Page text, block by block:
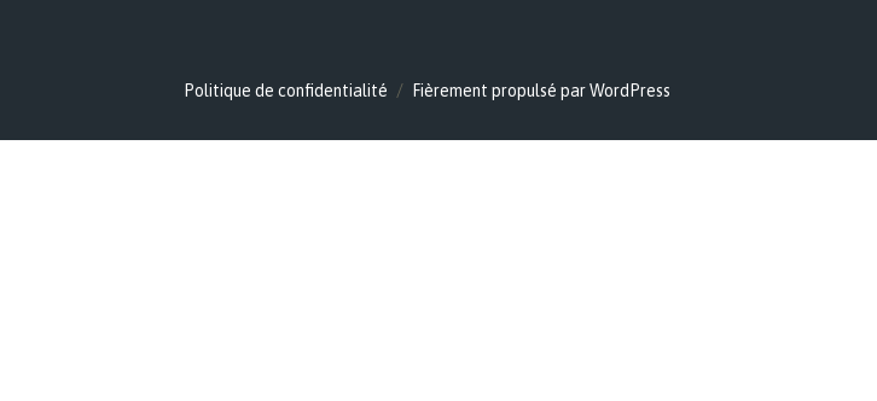
Politique de confidentialité Fièrement propulsé par WordPress